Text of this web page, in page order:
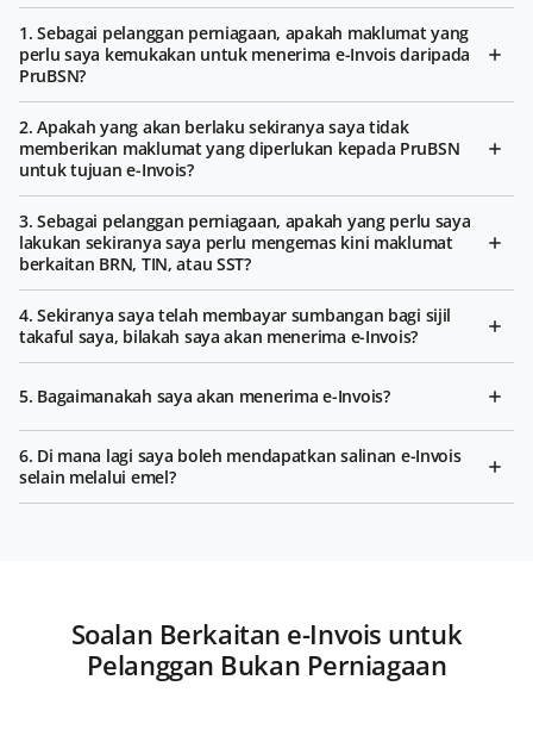
1. Sebagai pelanggan perniagaan, apakah maklumat yang
perlu saya kemukakan untuk menerima e-Invois daripada
PruBSN?
2. Apakah yang akan berlaku sekiranya saya tidak
memberikan maklumat yang diperlukan kepada PruBSN
untuk tujuan e-Invois?
3. Sebagai pelanggan perniagaan, apakah yang perlu saya
lakukan sekiranya saya perlu mengemas kini maklumat
berkaitan BRN, TIN, atau SST?
4. Sekiranya saya telah membayar sumbangan bagi sijil
takaful saya, bilakah saya akan menerima e-Invois?
5. Bagaimanakah saya akan menerima e-Invois?
6. Di mana lagi saya boleh mendapatkan salinan e-Invois
selain melalui emel?
Soalan Berkaitan e-Invois untuk
Pelanggan Bukan Perniagaan